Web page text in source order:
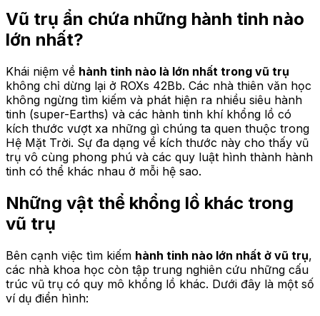
Vũ trụ ẩn chứa những hành tinh nào
lớn nhất?
Khái niệm về hành tinh nào là lớn nhất trong vũ trụ
không chỉ dừng lại ở ROXs 42Bb. Các nhà thiên văn học
không ngừng tìm kiếm và phát hiện ra nhiều siêu hành
tinh (super-Earths) và các hành tinh khí khổng lồ có
kích thước vượt xa những gì chúng ta quen thuộc trong
Hệ Mặt Trời. Sự đa dạng về kích thước này cho thấy vũ
trụ vô cùng phong phú và các quy luật hình thành hành
tinh có thể khác nhau ở mỗi hệ sao.
Những vật thể khổng lồ khác trong
vũ trụ
Bên cạnh việc tìm kiếm hành tinh nào lớn nhất ở vũ trụ,
các nhà khoa học còn tập trung nghiên cứu những cấu
trúc vũ trụ có quy mô khổng lồ khác. Dưới đây là một số
ví dụ điển hình: